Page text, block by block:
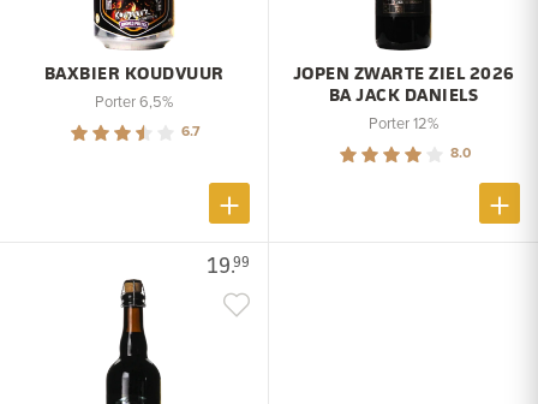
BAXBIER KOUDVUUR
Porter 6,5%
6.7
JOPEN ZWARTE ZIEL 2026
BA JACK DANIELS
Porter 12%
8.0
19.99